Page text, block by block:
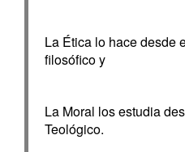
La Ética lo hace desde
filosófico y
La Moral los estudia
Teológico.